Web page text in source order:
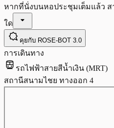
หากที่นั่งบนหอประชุมเต็มแล้ว
ใด
arrow_drop_down
comic_bubble คุยกับ ROSE-BOT 3.0
การเดินทาง
directions_subway รถไฟฟ้าสายสีน้ำเงิน (MRT)
สถานีสนามไชย ทางออก 4